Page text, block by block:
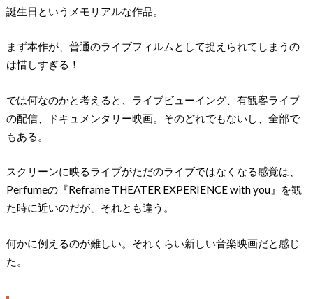
誕生日というメモリアルな作品。
まず本作が、普通のライブフィルムとして捉えられてしまうの
は惜しすぎる！
では何なのかと考えると、ライブビューイング、有観客ライブ
の配信、ドキュメンタリー映画。そのどれでもないし、全部で
もある。
スクリーンに映るライブがただのライブではなくなる感覚は、
Perfumeの『Reframe THEATER EXPERIENCE with you』を観
た時に近いのだが、それとも違う。
何かに例えるのが難しい。それくらい新しい音楽映画だと感じ
た。